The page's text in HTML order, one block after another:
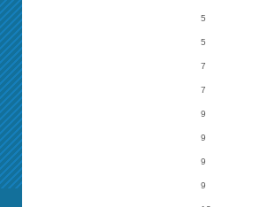
5
5
7
7
9
9
9
9